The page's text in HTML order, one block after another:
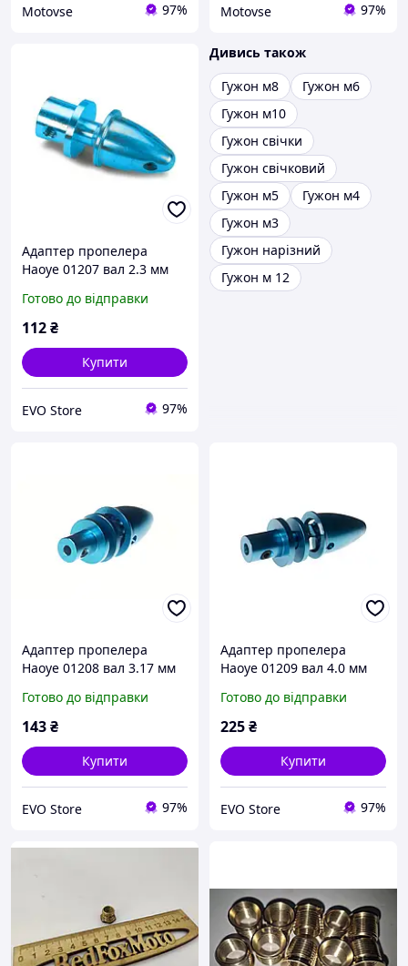
Motovse 97% Motovse 97%
Адаптер пропелера
Haoye 01207 вал 2.3 мм
синій)
Готово до відправки
112₴
Купити
EVO Store 97%
Дивись також
Гужон м8
Гужон м6
Гужон м10
Гужон свічки
Гужон свічковий
Гужон м5
Гужон м4
Гужон м3
Гужон нарізний
Гужон м 12
Адаптер пропелера
Haoye 01208 вал 3.17 мм
синій)
Готово до відправки
143₴
Купити
EVO Store 97%
Адаптер пропелера
Haoye 01209 вал 4.0 мм
синій)
Готово до відправки
225₴
Купити
EVO Store 97%